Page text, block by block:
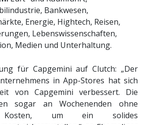
Bankwesen,
Energie, Hightech, Reisen,
Lebenswissenschaften,
Medien und Unterhaltung.
für Capgemini auf Clutch: „Der
in App-Stores hat sich
von Capgemini verbessert. Die
sogar an Wochenenden ohne
Kosten, um ein solides